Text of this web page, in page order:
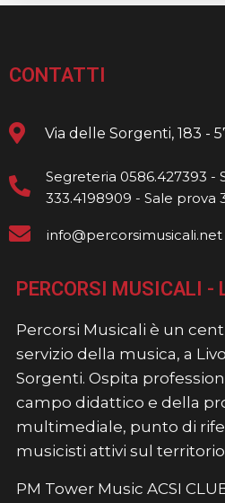
CONTATTI
Via delle Sorgenti, 183 -
Segreteria 0586.427393 -
333.4198909 - Sale prova
info@percorsimusicali.net
PERCORSI MUSICALI -
Percorsi Musicali è un
servizio della musica, a
Sorgenti. Ospita
campo didattico e della
multimediale, punto di
musicisti attivi sul
PM Tower Music ACSI